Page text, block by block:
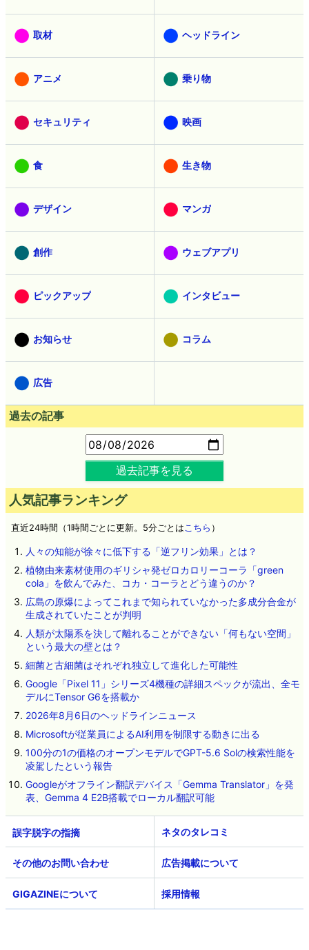
取材 ヘッドライン
アニメ 乗り物
セキュリティ 映画
食 生き物
デザイン マンガ
創作 ウェブアプリ
ピックアップ インタビュー
お知らせ コラム
広告
過去の記事
過去記事を見る
人気記事ランキング
直近24時間（1時間ごとに更新。5分ごとはこちら ）
人々の知能が徐々に低下する「逆フリン効果」とは？
植物由来素材使用のギリシャ発ゼロカロリーコーラ「green
cola」を飲んでみた、コカ・コーラとどう違うのか？
広島の原爆によってこれまで知られていなかった多成分合金が
生成されていたことが判明
人類が太陽系を決して離れることができない「何もない空間」
という最大の壁とは？
細菌と古細菌はそれぞれ独立して進化した可能性
Google「Pixel 11」シリーズ4機種の詳細スペックが流出、全モ
デルにTensor G6を搭載か
2026年8月6日のヘッドラインニュース
Microsoftが従業員によるAI利用を制限する動きに出る
100分の1の価格のオープンモデルでGPT-5.6 Solの検索性能を
凌駕したという報告
Googleがオフライン翻訳デバイス「Gemma Translator」を発
表、Gemma 4 E2B搭載でローカル翻訳可能
ネタのタレコミ
その他のお問い合わせ 広告掲載について
GIGAZINEについて 採用情報